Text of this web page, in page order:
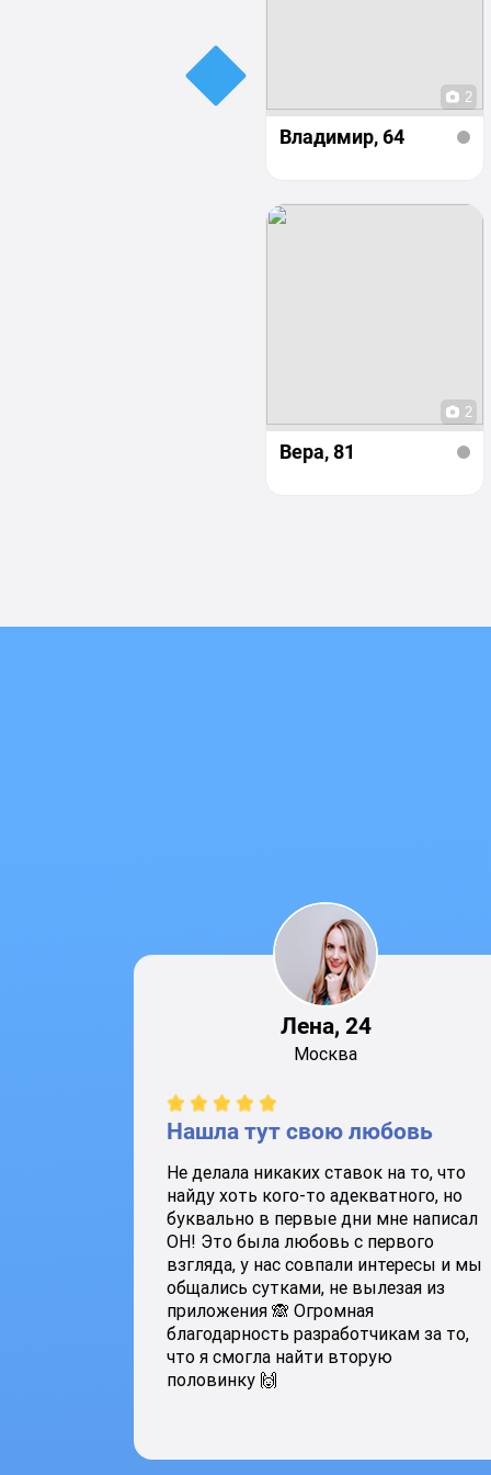
2
Владимир, 64
2
Вера, 81
Лена, 24
Москва
Нашла тут свою любовь
Не делала никаких ставок на то, что
найду хоть кого-то адекватного, но
буквально в первые дни мне написал
ОН! Это была любовь с первого
взгляда, у нас совпали интересы и мы
общались сутками, не вылезая из
приложения 🙈 Огромная
благодарность разработчикам за то,
что я смогла найти вторую
половинку 🙌